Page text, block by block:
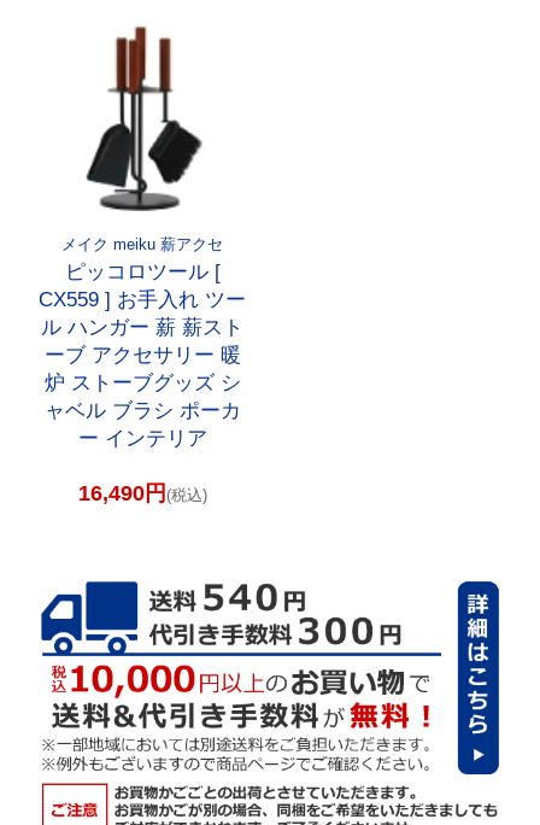
メイク meiku 薪アクセ
ピッコロツール [
CX559 ] お手入れ ツー
ル ハンガー 薪 薪スト
ーブ アクセサリー 暖
炉 ストーブグッズ シ
ャベル ブラシ ポーカ
ー インテリア
16,490円 (税込)